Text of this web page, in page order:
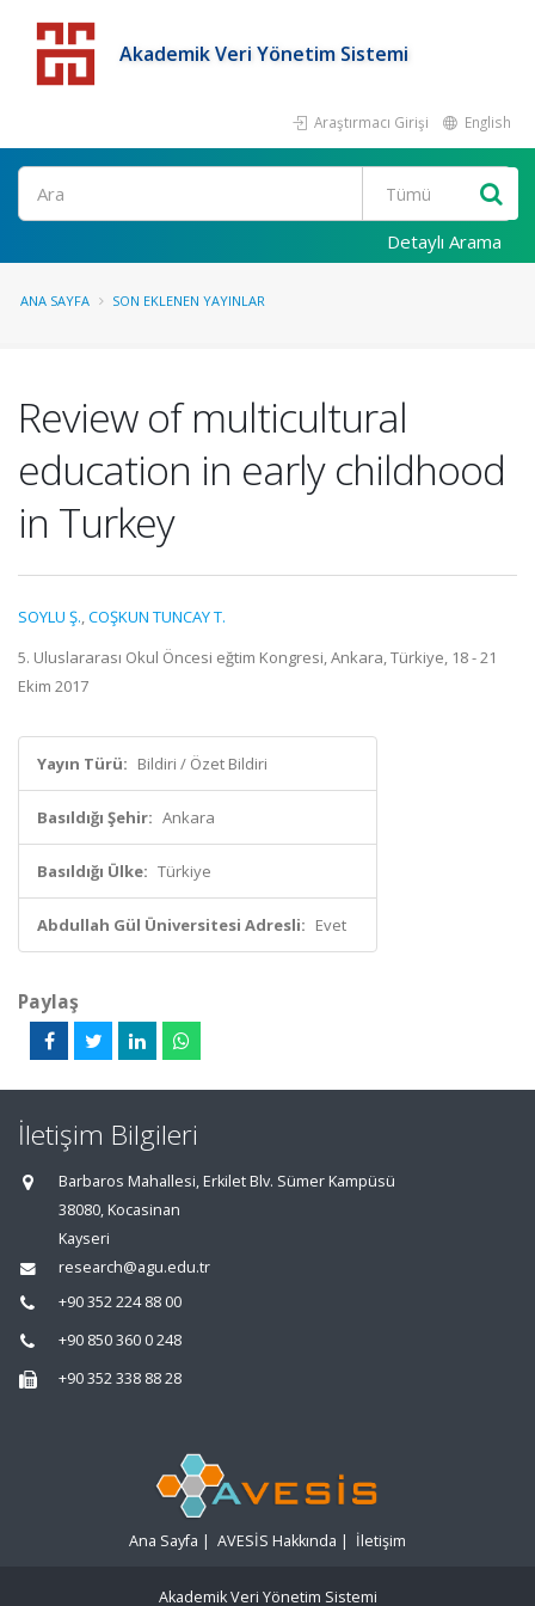
Akademik Veri Yönetim Sistemi
Araştırmacı Girişi English
Detaylı Arama
ANA SAYFA SON EKLENEN YAYINLAR
Review of multicultural
education in early childhood
in Turkey
SOYLU Ş.,COŞKUN TUNCAY T.
5. Uluslararası Okul Öncesi eğtim Kongresi, Ankara, Türkiye, 18 - 21
Ekim 2017
Yayın Türü: Bildiri / Özet Bildiri
Basıldığı Şehir: Ankara
Basıldığı Ülke: Türkiye
Abdullah Gül Üniversitesi Adresli: Evet
Paylaş
İletişim Bilgileri
Barbaros Mahallesi, Erkilet Blv. Sümer Kampüsü
38080, Kocasinan
Kayseri
research@agu.edu.tr
+90 352 224 88 00
+90 850 360 0 248
+90 352 338 88 28
Ana Sayfa | AVESİS Hakkında | İletişim
Akademik Veri Yönetim Sistemi